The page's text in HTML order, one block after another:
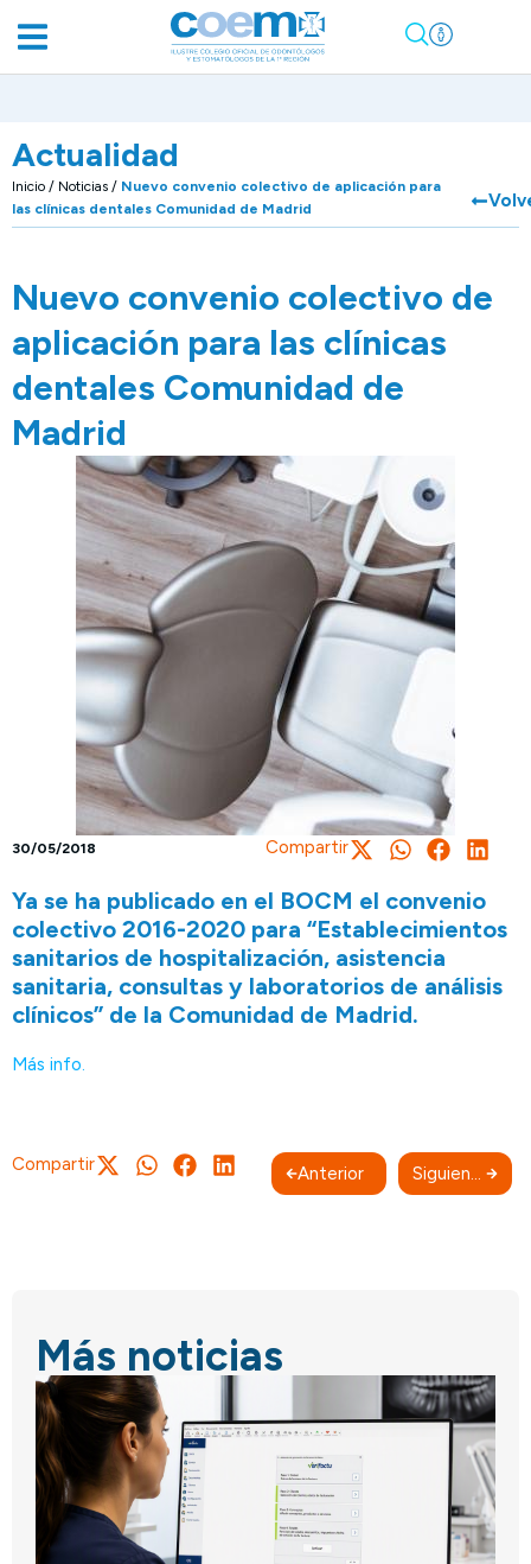
Actualidad
Inicio / Noticias / Nuevo convenio colectivo de aplicación para
las clínicas dentales Comunidad de Madrid
Nuevo convenio colectivo de
aplicación para las clínicas
dentales Comunidad de
Madrid
30/05/2018 Compartir
Ya se ha publicado en el BOCM el convenio
colectivo 2016-2020 para “Establecimientos
sanitarios de hospitalización, asistencia
sanitaria, consultas y laboratorios de análisis
clínicos” de la Comunidad de Madrid.
Más info.
Compartir Anterior Siguiente
Más noticias